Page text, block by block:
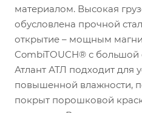
материалом. Высокая
обусловлена прочной
открытие – мощным
CombiTOUCH® с большой
Атлант АТЛ подходит для
повышенной влажности,
покрыт порошковой